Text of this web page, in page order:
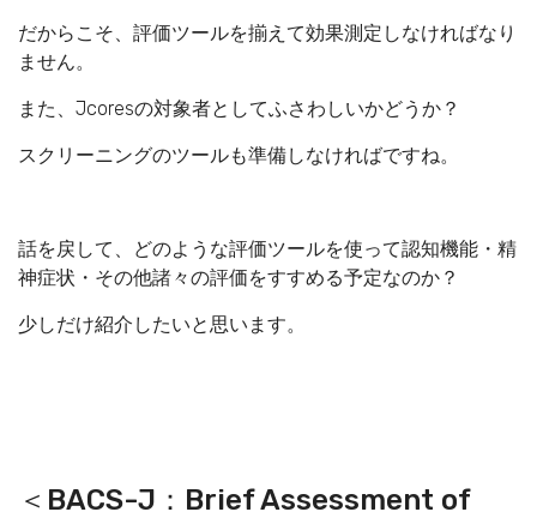
だからこそ、評価ツールを揃えて効果測定しなければなり
ません。
また、Jcoresの対象者としてふさわしいかどうか？
スクリーニングのツールも準備しなければですね。
話を戻して、どのような評価ツールを使って認知機能・精
神症状・その他諸々の評価をすすめる予定なのか？
少しだけ紹介したいと思います。
＜BACS-J：Brief Assessment of